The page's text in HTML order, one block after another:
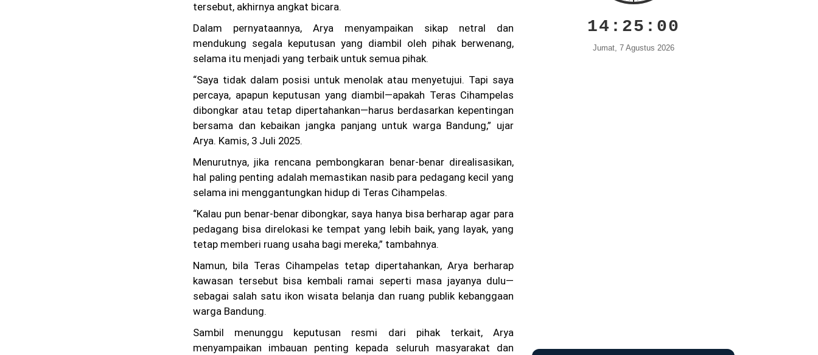
tersebut, akhirnya angkat bicara.
Dalam pernyataannya, Arya menyampaikan sikap netral dan
mendukung segala keputusan yang diambil oleh pihak berwenang,
selama itu menjadi yang terbaik untuk semua pihak.
“Saya tidak dalam posisi untuk menolak atau menyetujui. Tapi saya
percaya, apapun keputusan yang diambil—apakah Teras Cihampelas
dibongkar atau tetap dipertahankan—harus berdasarkan kepentingan
bersama dan kebaikan jangka panjang untuk warga Bandung,” ujar
Arya. Kamis, 3 Juli 2025.
Menurutnya, jika rencana pembongkaran benar-benar direalisasikan,
hal paling penting adalah memastikan nasib para pedagang kecil yang
selama ini menggantungkan hidup di Teras Cihampelas.
“Kalau pun benar-benar dibongkar, saya hanya bisa berharap agar para
pedagang bisa direlokasi ke tempat yang lebih baik, yang layak, yang
tetap memberi ruang usaha bagi mereka,” tambahnya.
Namun, bila Teras Cihampelas tetap dipertahankan, Arya berharap
kawasan tersebut bisa kembali ramai seperti masa jayanya dulu—
sebagai salah satu ikon wisata belanja dan ruang publik kebanggaan
warga Bandung.
Sambil menunggu keputusan resmi dari pihak terkait, Arya
menyampaikan imbauan penting kepada seluruh masyarakat dan
14:25:01
Jumat, 7 Agustus 2026